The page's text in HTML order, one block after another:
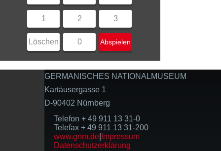
1 2 3
Löschen 0 Abspielen
GERMANISCHES NATIONALMUSEUM
Kartäusergasse 1
D-90402 Nürnberg
Telefon + 49 911 13 31-0
Telefax + 49 911 13 31-200
www.gnm.de Impressum
Datenschutzerklärung